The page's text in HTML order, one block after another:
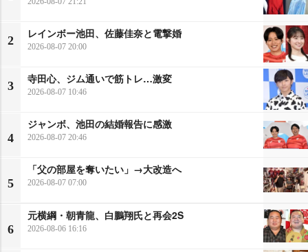
2
レインボー池田、佐藤佳奈と電撃婚
2026-08-07 20:00
3
寺田心、ジム通いで筋トレ…激変
2026-08-07 10:46
4
ジャンボ、池田の結婚報告に感激
2026-08-07 20:46
5
「父の部屋を奪いたい」→大改造へ
2026-08-07 07:00
6
元横綱・朝青龍、白鵬翔氏と再会2S
2026-08-06 16:16